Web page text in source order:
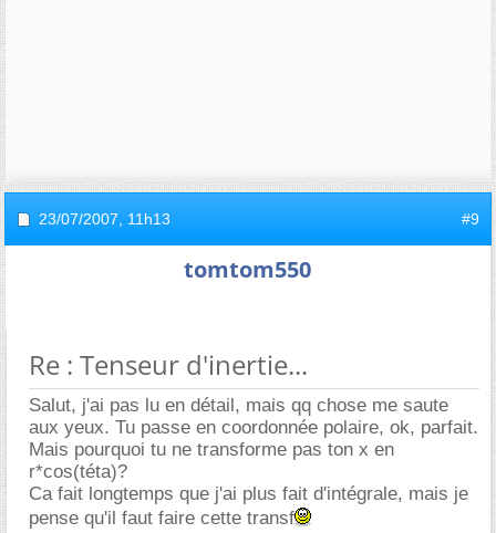
23/07/2007, 11h13 #9
tomtom550
Re : Tenseur d'inertie...
Salut, j'ai pas lu en détail, mais qq chose me saute
aux yeux. Tu passe en coordonnée polaire, ok, parfait.
Mais pourquoi tu ne transforme pas ton x en
r*cos(téta)?
Ca fait longtemps que j'ai plus fait d'intégrale, mais je
pense qu'il faut faire cette transf